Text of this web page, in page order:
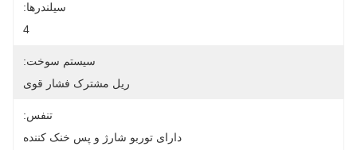
سیلندرها:
4
سیستم سوخت:
ریل مشترک فشار قوی
تنفس:
دارای توربو شارژ و پس خنک کننده